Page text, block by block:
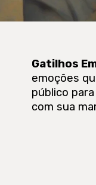
Gatilhos
emoções
público
com sua